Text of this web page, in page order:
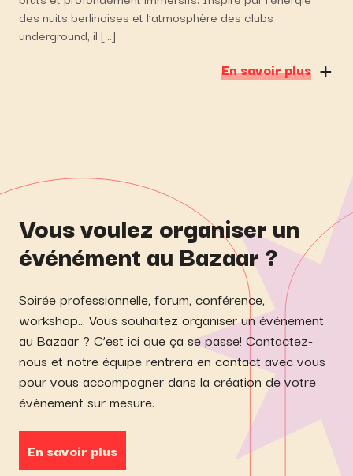
des nuits berlinoises et l’atmosphère des clubs
underground, il […]
En savoir plus
Vous voulez organiser un
événément au Bazaar ?
Soirée professionnelle, forum, conférence,
workshop… Vous souhaitez organiser un événement
au Bazaar ? C’est ici que ça se passe! Contactez-
nous et notre équipe rentrera en contact avec vous
pour vous accompagner dans la création de votre
évènement sur mesure.
En savoir plus